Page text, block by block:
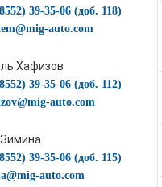
39-35-06 (доб. 118)
auto.com
Хафизов
39-35-06 (доб. 112)
auto.com
39-35-06 (доб. 115)
auto.com